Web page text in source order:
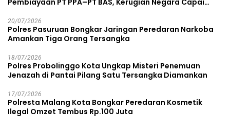
Pembiayaan PT PPA–PT BAS, Kerugian Negara Capai
20/07/2026
Polres Pasuruan Bongkar Jaringan Peredaran Narkoba
Amankan Tiga Orang Tersangka
18/07/2026
Polres Probolinggo Kota Ungkap Misteri Penemuan
Jenazah di Pantai Pilang Satu Tersangka Diamankan
17/07/2026
Polresta Malang Kota Bongkar Peredaran Kosmetik
Ilegal Omzet Tembus Rp.100 Juta